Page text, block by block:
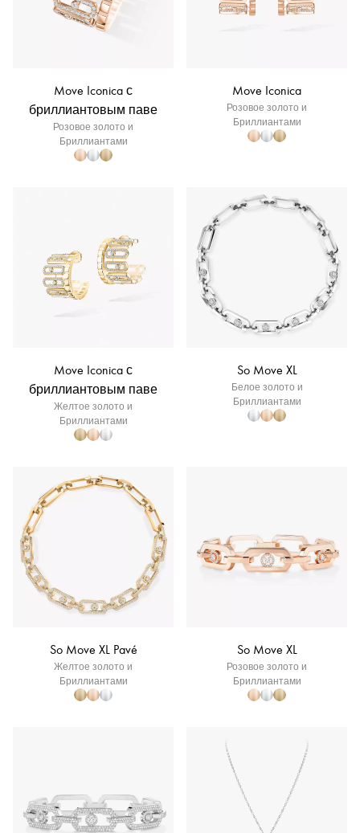
Move Iconica с
бриллиантовым паве
Розовое золото и
Бриллиантами
Move Iconica
Розовое золото и
Бриллиантами
Move Iconica с
бриллиантовым паве
Желтое золото и
Бриллиантами
So Move XL
Белое золото и
Бриллиантами
So Move XL Pavé
Желтое золото и
Бриллиантами
So Move XL
Розовое золото и
Бриллиантами